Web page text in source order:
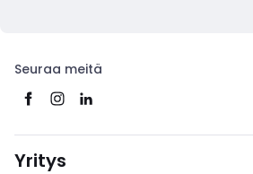
Seuraa meitä
Yritys